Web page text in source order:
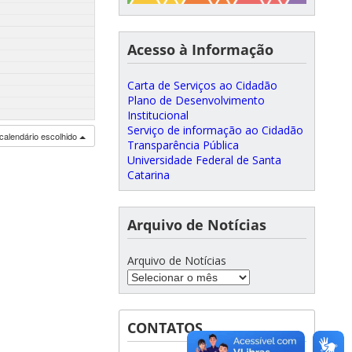
escolhido
Acesso à Informação
Carta de Serviços ao Cidadão
Plano de Desenvolvimento
Institucional
Serviço de informação ao Cidadão
Transparência Pública
Universidade Federal de Santa
Catarina
Arquivo de Notícias
Arquivo de Notícias
CONTATOS